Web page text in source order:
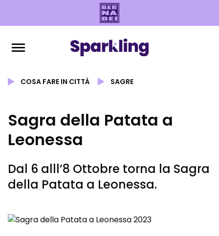
COSA FARE IN CITTÀ SAGRE
Sagra della Patata a
Leonessa
Dal 6 alll’8 Ottobre torna la Sagra
della Patata a Leonessa.